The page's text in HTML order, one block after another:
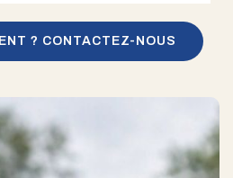
? CONTACTEZ-NOUS